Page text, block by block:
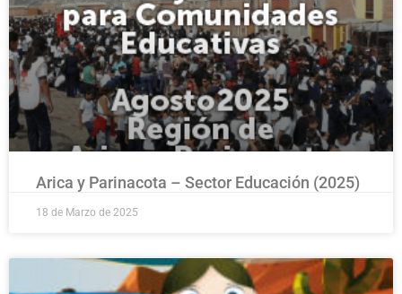
Arica y Parinacota – Sector Educación (2025)
18 de Marzo de 2025